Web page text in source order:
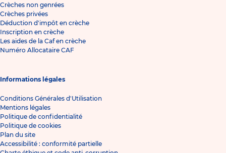
Crèches non genrées
Crèches privées
Déduction d'impôt en crèche
Inscription en crèche
Les aides de la Caf en crèche
Numéro Allocataire CAF
Informations légales
Conditions Générales d'Utilisation
Mentions légales
Politique de confidentialité
Politique de cookies
Plan du site
Accessibilité : conformité partielle